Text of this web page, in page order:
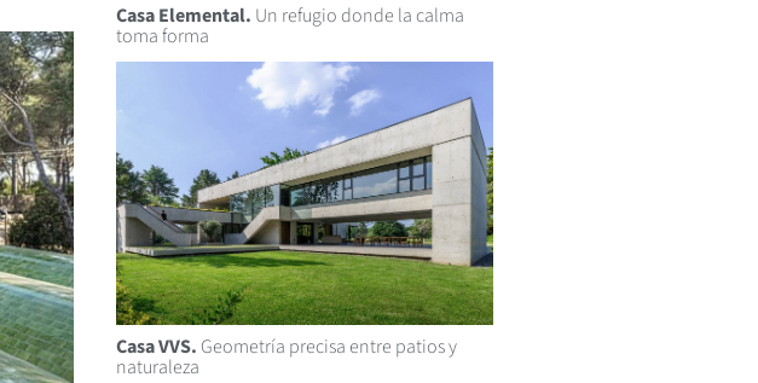
Casa Elemental. Un refugio donde la calma
toma forma
Casa VVS. Geometría precisa entre patios y
naturaleza